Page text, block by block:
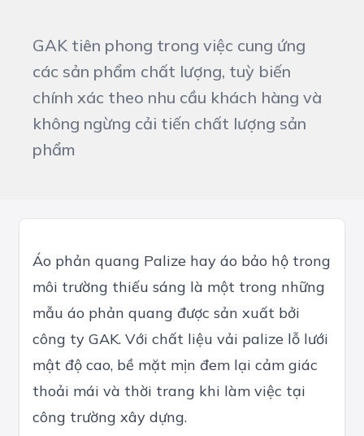
GAK tiên phong trong việc cung ứng
các sản phẩm chất lượng, tuỳ biến
chính xác theo nhu cầu khách hàng và
không ngừng cải tiến chất lượng sản
phẩm
Áo phản quang Palize hay áo bảo hộ trong
môi trường thiếu sáng là một trong những
mẫu áo phản quang được sản xuất bởi
công ty GAK. Với chất liệu vải palize lỗ lưới
mật độ cao, bề mặt mịn đem lại cảm giác
thoải mái và thời trang khi làm việc tại
công trường xây dựng.